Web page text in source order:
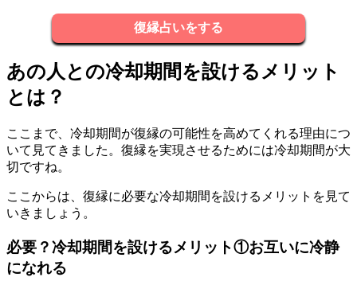
復縁占いをする
あの人との冷却期間を設けるメリット
とは？
ここまで、冷却期間が復縁の可能性を高めてくれる理由につ
いて見てきました。復縁を実現させるためには冷却期間が大
切ですね。
ここからは、復縁に必要な冷却期間を設けるメリットを見て
いきましょう。
必要？冷却期間を設けるメリット①お互いに冷静
になれる